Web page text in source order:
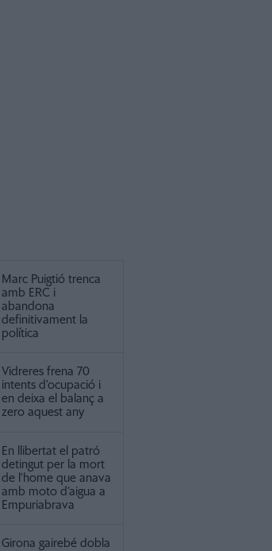
Marc Puigtió trenca
amb ERC i
abandona
definitivament la
política
Vidreres frena 70
intents d’ocupació i
en deixa el balanç a
zero aquest any
En llibertat el patró
detingut per la mort
de l'home que anava
amb moto d’aigua a
Empuriabrava
Girona gairebé dobla